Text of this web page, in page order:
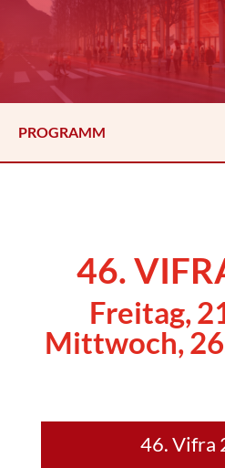
PROGRAMM
46.
Freitag,
Mittwoch,
46. Vifra